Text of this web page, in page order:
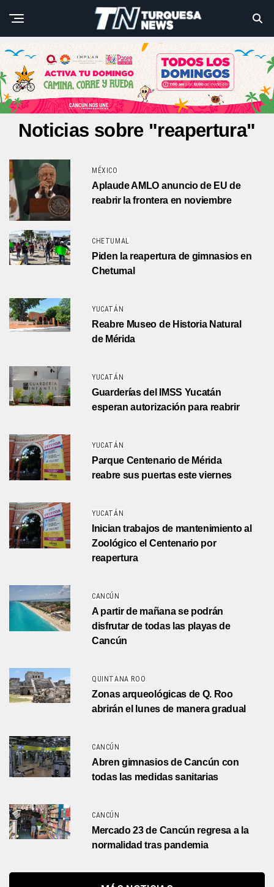
Noticias sobre "reapertura"
MÉXICO
Aplaude AMLO anuncio de EU de
reabrir la frontera en noviembre
CHETUMAL
Piden la reapertura de gimnasios en
Chetumal
YUCATÁN
Reabre Museo de Historia Natural
de Mérida
YUCATÁN
Guarderías del IMSS Yucatán
esperan autorización para reabrir
YUCATÁN
Parque Centenario de Mérida
reabre sus puertas este viernes
YUCATÁN
Inician trabajos de mantenimiento al
Zoológico el Centenario por
reapertura
CANCÚN
A partir de mañana se podrán
disfrutar de todas las playas de
Cancún
QUINTANA ROO
Zonas arqueológicas de Q. Roo
abrirán el lunes de manera gradual
CANCÚN
Abren gimnasios de Cancún con
todas las medidas sanitarias
CANCÚN
Mercado 23 de Cancún regresa a la
normalidad tras pandemia